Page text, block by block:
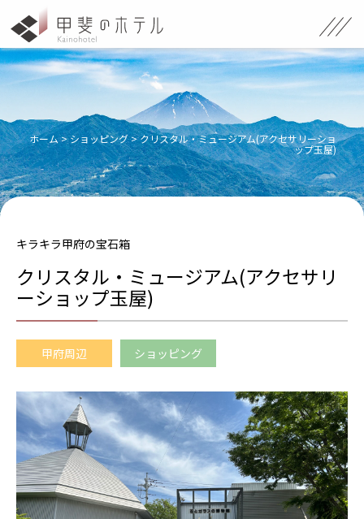
ホーム>ショッピング>クリスタル・ミュージアム(アクセサリーショ
ップ玉屋)
キラキラ甲府の宝石箱
クリスタル・ミュージアム(アクセサリ
ーショップ玉屋)
甲府周辺 ショッピング